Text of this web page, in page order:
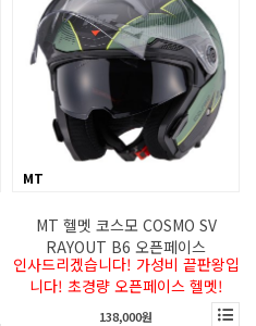
MT
MT 헬멧 코스모 COSMO SV
RAYOUT B6 오픈페이스
인사드리겠습니다! 가성비 끝판왕입
니다! 초경량 오픈페이스 헬멧!
138,000원